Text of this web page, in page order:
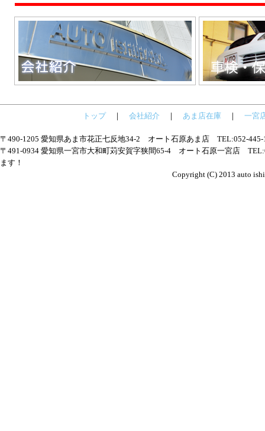
トップ｜ 会社紹介 ｜ あま店在庫 ｜ 一宮
〒490-1205 愛知県あま市花正七反地34-2 オート石原あま店 TEL:052-
〒491-0934 愛知県一宮市大和町苅安賀字狭間65-4 オート石原一宮店
ます！
Copyright (C) 2013 auto